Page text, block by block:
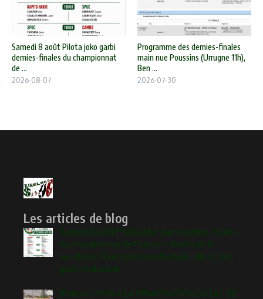
Samedi 8 août Pilota joko garbi
demies-finales du championnat
de ...
2026-08-07
Programme des demies-finales
main nue Poussins (Urrugne 11h),
Ben ...
2026-07-30
Les articles de blog
Samedi 8 août Pilota joko garbi demies-finales
du championnat de France – Abuztuak 8,
larunbata: Frantziako txapelketako pilota joko
garbi finalerdiak
[Pétition] NON A LA PRIVATISATION DU LAC DE